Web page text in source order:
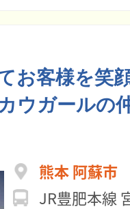
お客様を笑
ウガールの
熊本 阿蘇市
JR豊肥本線